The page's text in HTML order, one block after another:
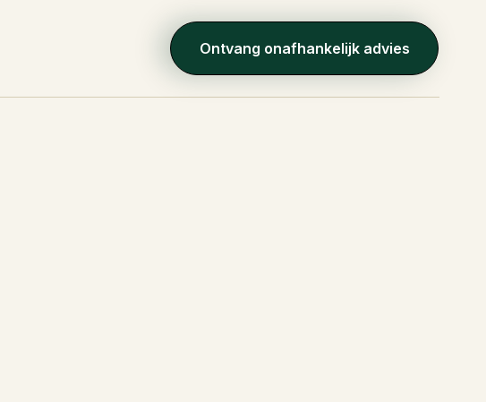
Ontvang onafhankelijk advies